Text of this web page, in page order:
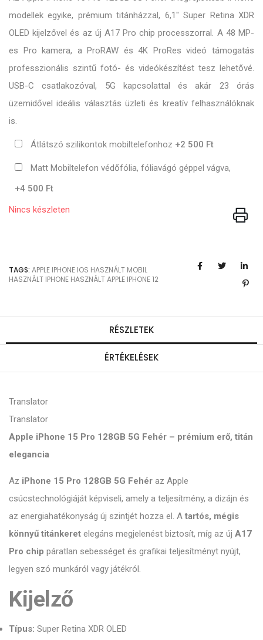
modellek egyike, prémium titánházzal, 6,1" Super Retina XDR
OLED kijelzővel és az új A17 Pro chip processzorral. A 48 MP-
es Pro kamera, a ProRAW és 4K ProRes videó támogatás
professzionális szintű fotó- és videókészítést tesz lehetővé.
USB-C csatlakozóval, 5G kapcsolattal és akár 23 órás
üzemidővel ideális választás üzleti és kreatív felhasználóknak
is.
Átlátszó szilikontok mobiltelefonhoz +2 500 Ft
Matt Mobiltelefon védőfólia, fóliavágó géppel vágva,
+4 500 Ft
Nincs készleten
TAGS: APPLE IPHONE IOS HASZNÁLT MOBIL
HASZNÁLT IPHONE HASZNÁLT APPLE IPHONE 12
RÉSZLETEK
ÉRTÉKELÉSEK
Translator
Translator
Apple iPhone 15 Pro 128GB 5G Fehér – prémium erő, titán
elegancia
Az iPhone 15 Pro 128GB 5G Fehér az Apple
csúcstechnológiáját képviseli, amely a teljesítmény, a dizájn és
az energiahatékonyság új szintjét hozza el. A tartós, mégis
könnyű titánkeret elegáns megjelenést biztosít, míg az új A17
Pro chip páratlan sebességet és grafikai teljesítményt nyújt,
legyen szó munkáról vagy játékról.
Kijelző
Típus: Super Retina XDR OLED